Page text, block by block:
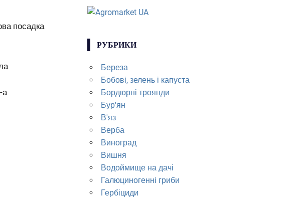
посадка
а
РУБРИКИ
Береза
Бобові, зелень і капуста
Бордюрні троянди
Бур'ян
В'яз
Верба
Виноград
Вишня
Водоймище на дачі
Галюциногенні гриби
Гербіциди